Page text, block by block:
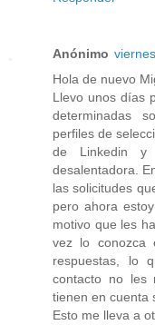
Anónimo
Hola de nuevo
Llevo unos días
determinadas
perfiles de
de Linkedin y
desalentadora.
las solicitudes
pero ahora
motivo que les
vez lo conozca
respuestas, lo
contacto no les
tienen en cuenta
Esto me lleva a